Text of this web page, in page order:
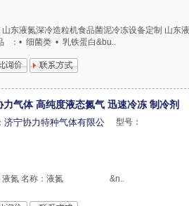
山东液氮深冷造粒机食品菌泥冷冻设备定制 山东
：• 细菌类 • 乳铁蛋白&bu..
力气体 高纯度液态氮气 迅速冷冻 制冷剂
济宁协力特种气体有限公
型号：
] 液氮 名称：液氮 &n..